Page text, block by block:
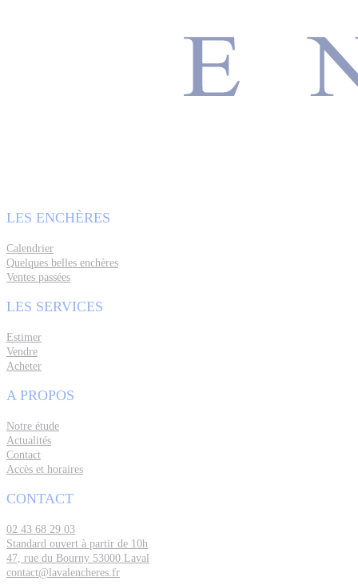
LES ENCHÈRES
Calendrier
Quelques belles enchères
Ventes passées
LES SERVICES
Estimer
Vendre
Acheter
A PROPOS
Notre étude
Actualités
Contact
Accès et horaires
CONTACT
02 43 68 29 03
Standard ouvert à partir de 10h
47, rue du Bourny 53000 Laval
contact@lavalencheres.fr